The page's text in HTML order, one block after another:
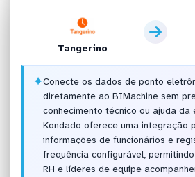
Tangerino
✦Conecte os dados de ponto
diretamente ao BIMachine sem
conhecimento técnico ou ajuda da
Kondado oferece uma integração
informações de funcionários e
frequência configurável,
RH e líderes de equipe